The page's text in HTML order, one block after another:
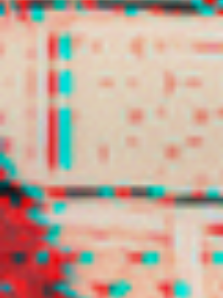
iwearyourl
ove
kekahi lecwisp
lilacrafit loeynely luvies
marsvit mercurioz namgloo
namicchin s2lock shinous
snowelle swturne telefany